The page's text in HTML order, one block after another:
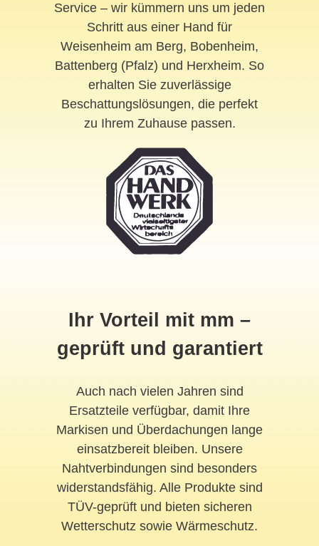
Service – wir kümmern uns um jeden
Schritt aus einer Hand für
Weisenheim am Berg, Bobenheim,
Battenberg (Pfalz) und Herxheim. So
erhalten Sie zuverlässige
Beschattungslösungen, die perfekt
zu Ihrem Zuhause passen.
Ihr Vorteil mit mm –
geprüft und garantiert
Auch nach vielen Jahren sind
Ersatzteile verfügbar, damit Ihre
Markisen und Überdachungen lange
einsatzbereit bleiben. Unsere
Nahtverbindungen sind besonders
widerstandsfähig. Alle Produkte sind
TÜV-geprüft und bieten sicheren
Wetterschutz sowie Wärmeschutz.